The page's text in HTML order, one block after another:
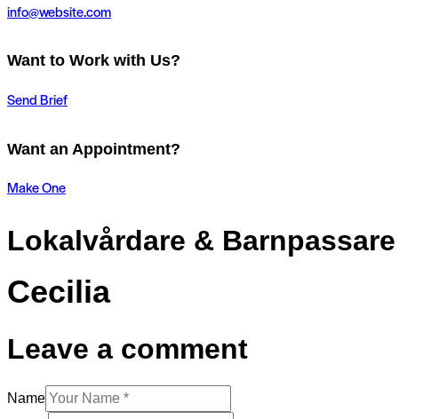
info@website.com
Want to Work with Us?
Send Brief
Want an Appointment?
Make One
Lokalvårdare & Barnpassare
Cecilia
Leave a comment
Name